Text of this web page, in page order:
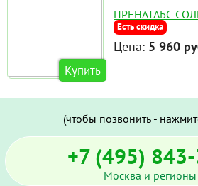
Купить
ПРЕНАТАБС
Есть скидка
Цена: 5 960
(чтобы позвонить -
+7 (495)
Москва и